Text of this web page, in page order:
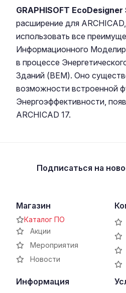
GRAPHISOFT EcoDesigner
расширение для
использовать все
Информационного
в процессе
Зданий (BEM). Оно
возможности встроенной
Энергоэффективности,
ARCHICAD 17.
Подписаться на
Магазин
Каталог ПО
Акции
Мероприятия
Новости
Информация